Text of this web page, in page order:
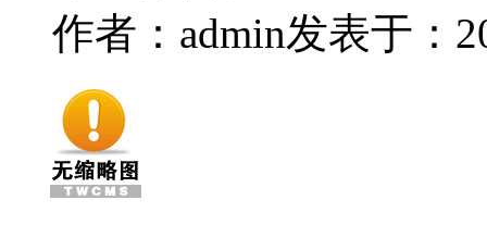
作者：admin发表于：